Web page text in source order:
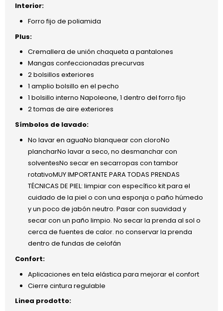
Interior:
Forro fijo de poliamida
Plus:
Cremallera de unión chaqueta a pantalones
Mangas confeccionadas precurvas
2 bolsillos exteriores
1 amplio bolsillo en el pecho
1 bolsillo interno Napoleone, 1 dentro del forro fijo
2 tomas de aire exteriores
Símbolos de lavado:
No lavar en aguaNo blanquear con cloroNo
plancharNo lavar a seco, no desmanchar con
solventesNo secar en secarropas con tambor
rotativoMUY IMPORTANTE PARA TODAS PRENDAS
TÉCNICAS DE PIEL: limpiar con específico kit para el
cuidado de la piel o con una esponja o paño húmedo
y un poco de jabón neutro. Pasar con suavidad y
secar con un paño limpio. No secar la prenda al sol o
cerca de fuentes de calor. no conservar la prenda
dentro de fundas de celofán
Confort:
Aplicaciones en tela elástica para mejorar el confort
Cierre cintura regulable
Linea prodotto: